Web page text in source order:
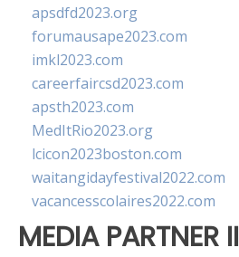
apsdfd2023.org
forumausape2023.com
imkl2023.com
careerfaircsd2023.com
apsth2023.com
MedItRio2023.org
lcicon2023boston.com
waitangidayfestival2022.com
vacancesscolaires2022.com
MEDIA PARTNER II